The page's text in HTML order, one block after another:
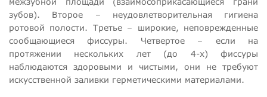
зубов). Второе – неудовлетворительная гигиена
ротовой полости. Третье – широкие, неповрежденные
сообщающиеся фиссуры. Четвертое – если на
протяжении нескольких лет (до 4-х) фиссуры
наблюдаются здоровыми и чистыми, они не требуют
искусственной заливки герметическими материалами.